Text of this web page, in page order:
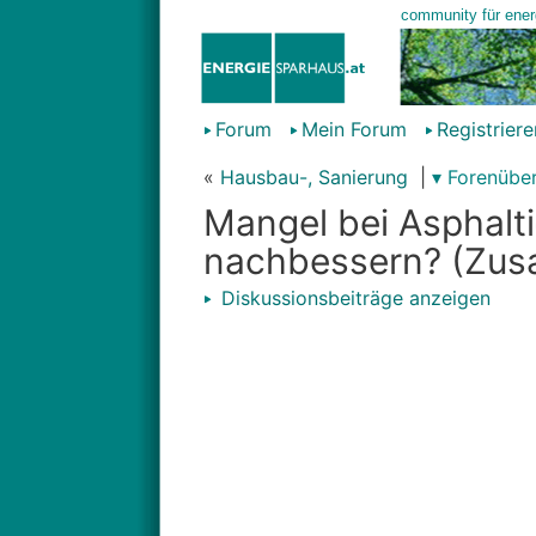
Forum Mein Forum
« Hausbau-, Sanierung ▾
Mangel bei
nachbessern?
Diskussionsbeiträge anzeigen